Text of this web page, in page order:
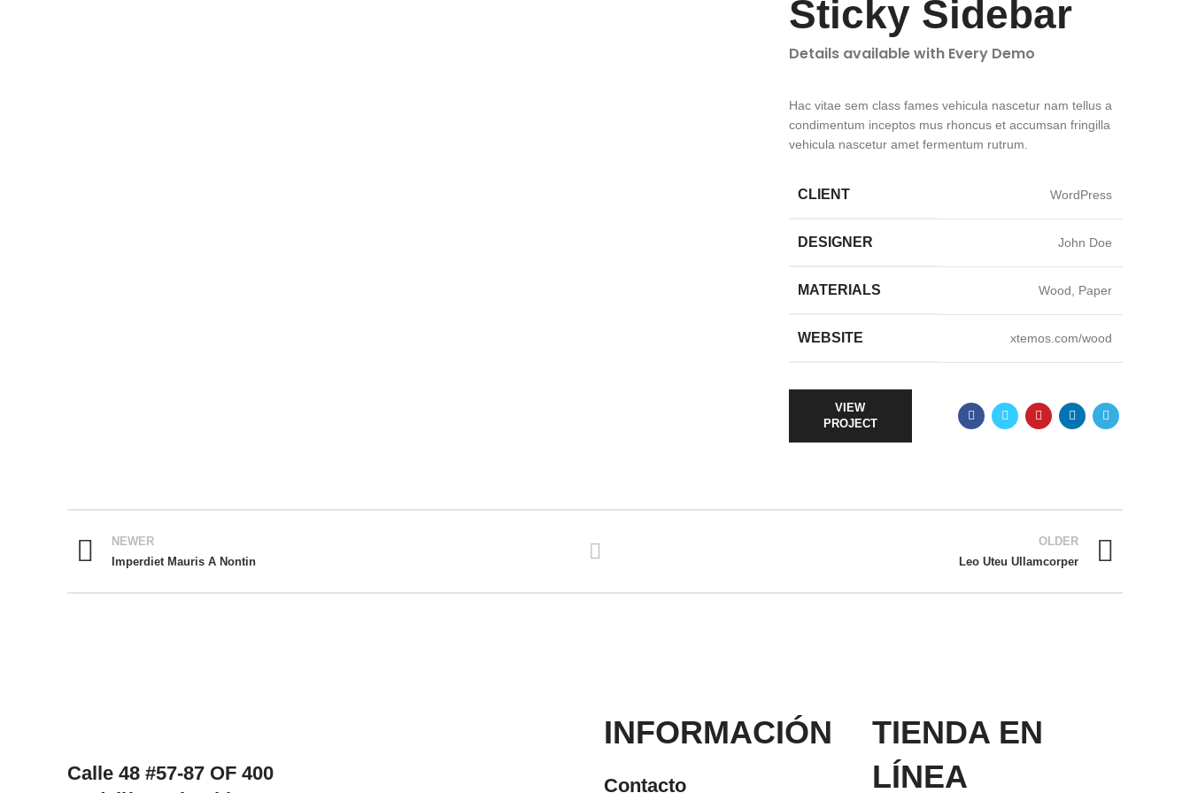
Sticky Sidebar
Details available with Every Demo
Hac vitae sem class fames vehicula nascetur nam tellus a
condimentum inceptos mus rhoncus et accumsan fringilla
vehicula nascetur amet fermentum rutrum.
CLIENT WordPress
DESIGNER John Doe
MATERIALS Wood, Paper
WEBSITE xtemos.com/wood
VIEW
PROJECT
NEWER
Imperdiet Mauris A Nontin
OLDER
Leo Uteu Ullamcorper
Calle 48 #57-87 OF 400
INFORMACIÓN
Contacto
TIENDA EN
LÍNEA